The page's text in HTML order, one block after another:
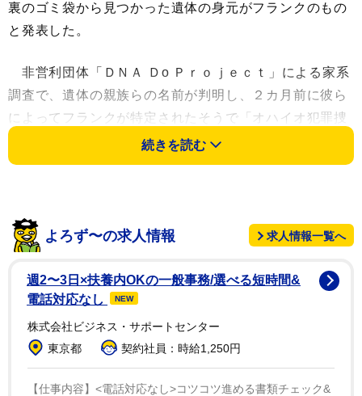
裏のゴミ袋から見つかった遺体の身元がフランクのもの
と発表した。
非営利団体「ＤＮＡ Ｄо Ｐｒｏｊｅｃｔ」による家系
調査で、遺体の親族らの名前が判明し、２カ月前に彼ら
によってフランクが特定されたそうで「オハイオ犯罪捜
査局の研究施設によって親類らが提供したＤＮＡサンプ
ルの分析がされました。そしてその身元がサミット郡検
フランクの死は殺人によるものと断定された一方で行
方不明や死に繋がる詳細は分かっていない状況だ。ちな
みに当時の法医による調査では１９８２年に見つかった
その遺体は、死から２年から４年が経過していると発表
されていた。
地元警察のエリック・ヘンデルショット刑事は「家族
続きを読む
よろず〜の求人情報 求人情報一覧へ
週2〜3日×扶養内OKの一般事務/選べる短時間&
電話対応なし
NEW
株式会社ビジネス・サポートセンター
東京都
契約社員：時給1,250円
【仕事内容】<電話対応なし>コツコツ進める書類チェック&